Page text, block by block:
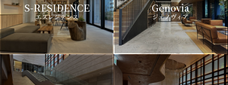
S-RESIDENCE
エスレジデンス
Genovia
ジェノヴィア